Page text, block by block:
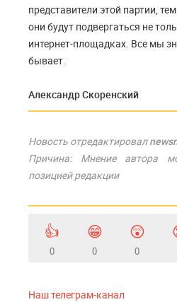
представители этой партии,
они будут подвергаться не
интернет-площадках. Все мы
бывает.
Александр Скоренский
Новость отредактировал
Причина: Мнение автора
позицией редакции
👍
0
😁
0
😲
0
Наш телеграм-канал